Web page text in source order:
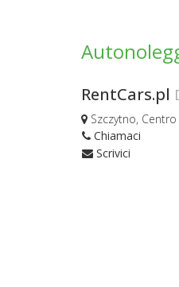
RentCars.pl
Szczytno, Centro
Chiamaci
Scrivici